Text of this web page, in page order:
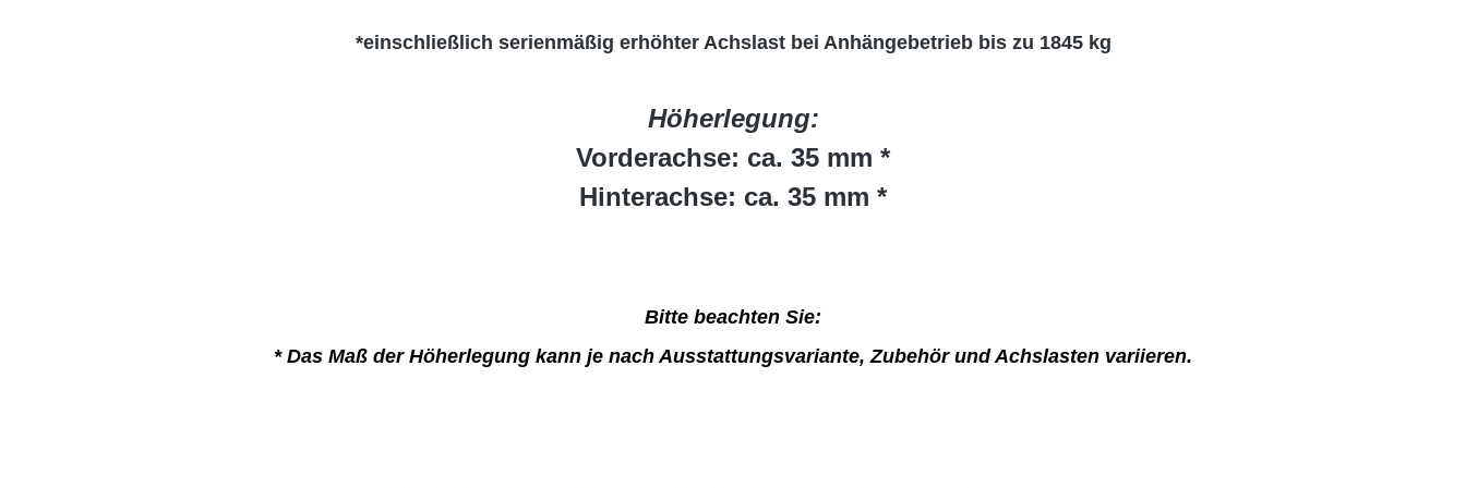
*einschließlich serienmäßig erhöhter Achslast bei Anhängebetrieb bis zu 1845 kg
Höherlegung:
Vorderachse: ca. 35 mm *
Hinterachse: ca. 35 mm *
Bitte beachten Sie:
* Das Maß der Höherlegung kann je nach Ausstattungsvariante, Zubehör und Achslasten variieren.